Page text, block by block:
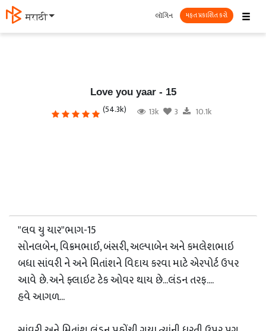
मराठी ☰
લૉગિન મફત પ્રકાશિત કરો
Love you yaar - 15
(54.3k) 13k 3 10.1k
"લવ યુ યાર"ભાગ-15
સોનલબેન, વિક્રમભાઈ, બંસરી, અલ્પાબેન અને કમલેશભાઇ
બધા સાંવરી ને અને મિતાંશને વિદાય કરવા માટે એરપોર્ટ ઉપર
આવે છે. અને ફ્લાઇટ ટેક ઓવર થાય છે...લંડન તરફ....
હવે આગળ...